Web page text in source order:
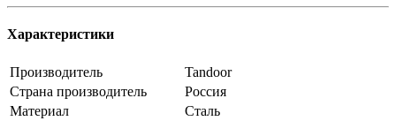
Характеристики
Производитель
Tandoor
Страна производитель
Россия
Материал
Сталь